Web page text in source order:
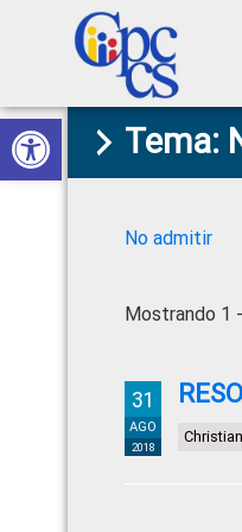
Abrir barra de
Skip
to
primary
Skip
to
main
Skip
to
primary
Skip
to
footer
Consejo
de
Ciudadana
Control
Construyendo
Poder
Ciudadano
Tema:
No admitir
Mostrando 1
31
AGO
2018